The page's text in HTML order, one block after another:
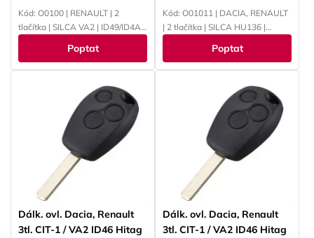
Kód: O0100 | RENAULT | 2
tlačítka | SILCA VA2 | ID49/ID4A |
Poptat
Kód: O01011 | DACIA, RENAULT
| 2 tlačítka | SILCA HU136 |
Poptat
Dálk. ovl. Dacia, Renault
3tl. CIT-1 / VA2 ID46 Hitag
Dálk. ovl. Dacia, Renault
3tl. CIT-1 / VA2 ID46 Hitag